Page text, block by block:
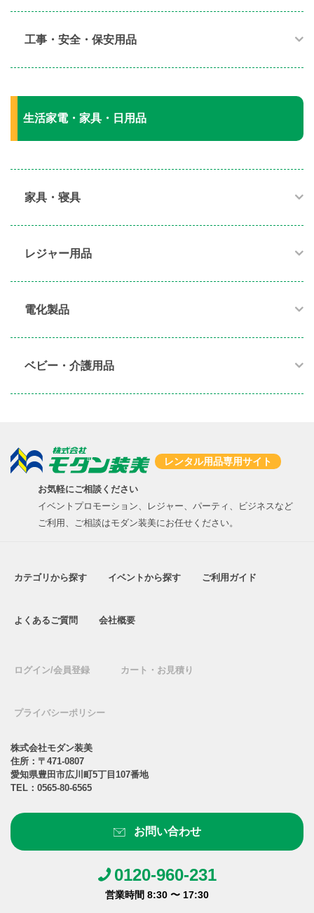
工事・安全・保安用品
生活家電・家具・日用品
家具・寝具​
レジャー用品
電化製品​
ベビー・介護用品​
レンタル用品専用サイト
お気軽にご相談ください
イベントプロモーション、レジャー、パーティ、ビジネスなど
ご利用、ご相談はモダン装美にお任せください。
カテゴリから探す イベントから探す ご利用ガイド
よくあるご質問 会社概要
ログイン/会員登録 カート・お見積り
プライバシーポリシー
株式会社モダン装美
住所：〒471-0807
愛知県豊田市広川町5丁目107番地
TEL： 0565-80-6565
お問い合わせ
0120-960-231
営業時間 8:30 〜 17:30